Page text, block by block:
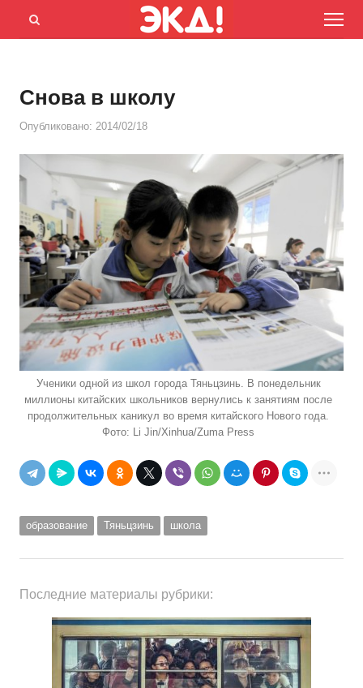
Menu
Открыть
Снова в школу
Опубликовано: 2014/02/18
Ученики одной из школ города Тяньцзинь. В понедельник
миллионы китайских школьников вернулись к занятиям после
продолжительных каникул во время китайского Нового года.
Фото: Li Jin/Xinhua/Zuma Press
образование Тяньцзинь школа
Последние материалы рубрики: